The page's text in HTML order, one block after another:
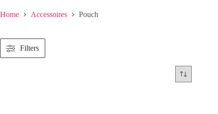
Home Accessoires Pouch
Filters